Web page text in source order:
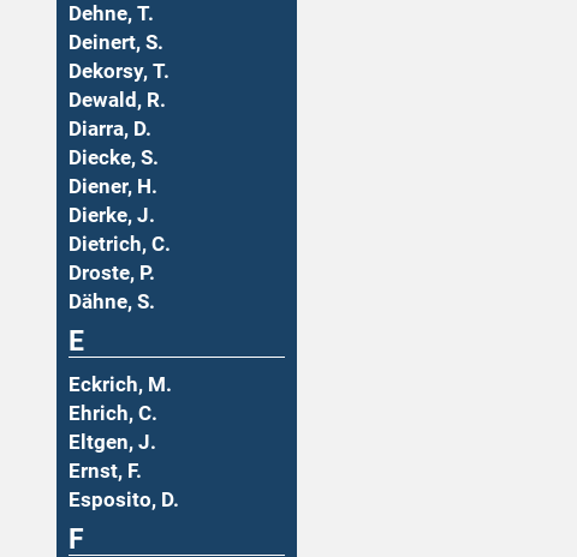
Dehne, T.
Deinert, S.
Dekorsy, T.
Dewald, R.
Diarra, D.
Diecke, S.
Diener, H.
Dierke, J.
Dietrich, C.
Droste, P.
Dähne, S.
E
Eckrich, M.
Ehrich, C.
Eltgen, J.
Ernst, F.
Esposito, D.
F